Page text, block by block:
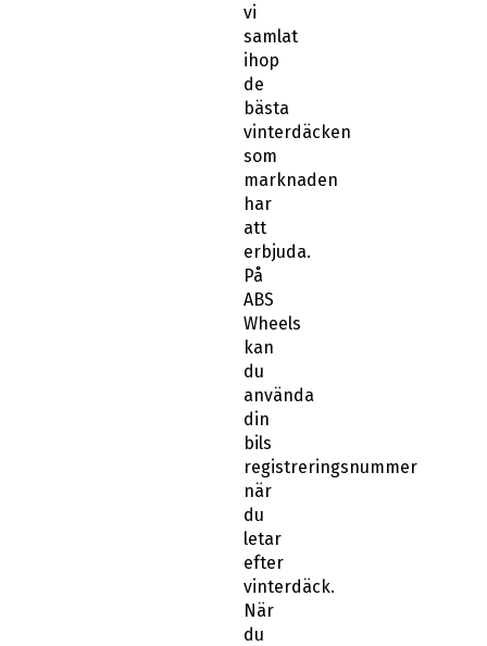
vi
samlat
ihop
de
bästa
vinterdäcken
som
marknaden
har
att
erbjuda.
På
ABS
Wheels
kan
du
använda
din
bils
registreringsnummer
när
du
letar
efter
vinterdäck.
När
du